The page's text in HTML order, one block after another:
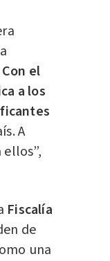
Con el
a los
A
Fiscalía
de
una